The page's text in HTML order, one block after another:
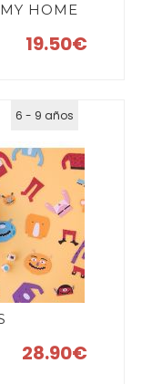
HOME
19.50€
6 - 9 años
28.90€